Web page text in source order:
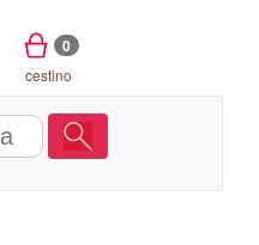
0
cestino